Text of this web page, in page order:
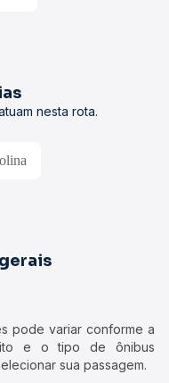
nesta rota.
pode variar conforme a
e o tipo de ônibus
sua passagem.